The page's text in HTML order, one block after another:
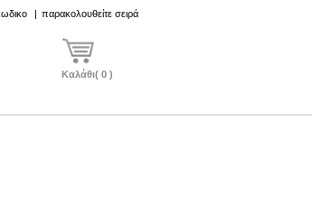
| παρακολουθείτε σειρά
Καλάθι( 0 )